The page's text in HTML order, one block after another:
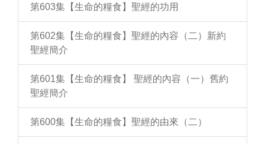
第603集【生命的糧食】聖經的功用
第602集【生命的糧食】聖經的內容（二）新約
聖經簡介
第601集【生命的糧食】 聖經的內容（一）舊約
聖經簡介
第600集【生命的糧食】聖經的由來（二）